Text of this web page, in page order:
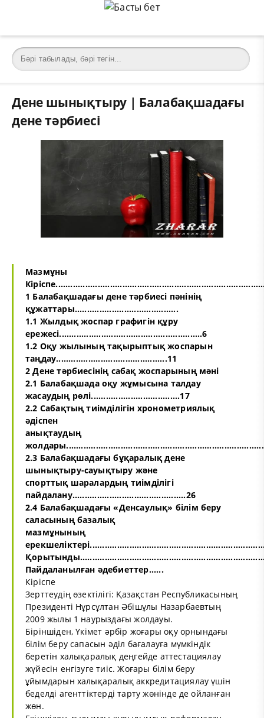
Дене шынықтыру | Балабақшадағы
дене тәрбиесі
Мазмұны
1 Балабақшадағы дене тәрбиесі пәнінің
құжаттары..........................................
1.1 Жылдық жоспар графигін құру
ережесі..........................................................6
1.2 Оқу жылының тақырыптық жоспарын
таңдау.............................................11
2 Дене тәрбиесінің сабақ жоспарының мәні
2.1 Балабақшада оқу жұмысына талдау
жасаудың рөлі....................................17
2.2 Сабақтың тиімділігін хронометриялық
әдіспен
анықтаудың
2.3 Балабақшадағы бұқаралық дене
шынықтыру-сауықтыру және
спорттық шаралардың тиімділігі
пайдалану..............................................26
2.4 Балабақшадағы «Денсаулық» білім беру
саласының базалық
мазмұнының
Пайдаланылған әдебиеттер......
Кіріспе
Зерттеудің өзектілігі: Қазақстан Республикасының
Президенті Нұрсұлтан Әбішұлы Назарбаевтың
2009 жылы 1 наурыздағы жолдауы.
Біріншіден, Үкімет әрбір жоғары оқу орнындағы
білім беру сапасын әділ бағалауға мүмкіндік
беретін халықаралық деңгейде аттестациялау
жүйесін енгізуге тиіс. Жоғары білім беру
ұйымдарын халықаралық аккредитациялау үшін
беделді агенттіктерді тарту жөнінде де ойланған
жөн.